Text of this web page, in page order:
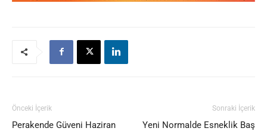
Önceki İçerik
Perakende Güveni Haziran
Sonraki İçerik
Yeni Normalde Esneklik Baş